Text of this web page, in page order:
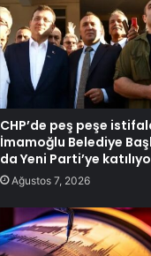
CHP’de peş peşe
İmamoğlu Belediye
da Yeni Parti’ye
Ağustos 7, 2026